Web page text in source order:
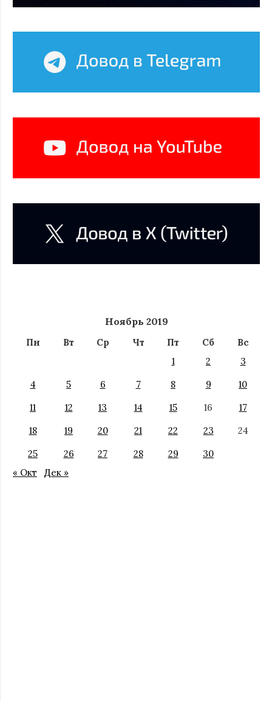
Ноябрь 2019
Пн Вт Ср Чт Пт Сб
Вс
1
2
3
4
5 6 7 8 9
10
11
12 13 14 15 16
17
18
19 20 21 22 23
24
25
26 27 28 29
30
« Окт
Дек »